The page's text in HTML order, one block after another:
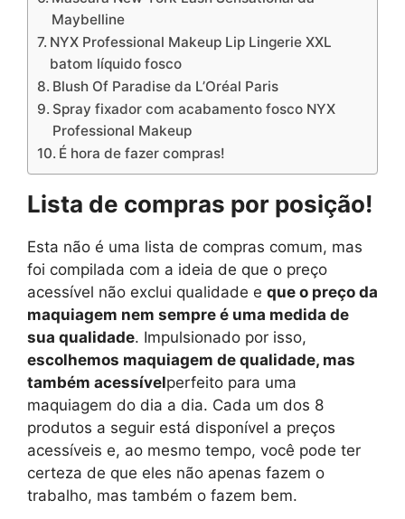
Maybelline
NYX Professional Makeup Lip Lingerie XXL
batom líquido fosco
Blush Of Paradise da L’Oréal Paris
Spray fixador com acabamento fosco NYX
Professional Makeup
É hora de fazer compras!
Lista de compras por posição!
Esta não é uma lista de compras comum, mas
foi compilada com a ideia de que o preço
acessível não exclui qualidade e que o preço da
maquiagem nem sempre é uma medida de
sua qualidade. Impulsionado por isso,
escolhemos maquiagem de qualidade, mas
também acessívelperfeito para uma
maquiagem do dia a dia. Cada um dos 8
produtos a seguir está disponível a preços
acessíveis e, ao mesmo tempo, você pode ter
certeza de que eles não apenas fazem o
trabalho, mas também o fazem bem.